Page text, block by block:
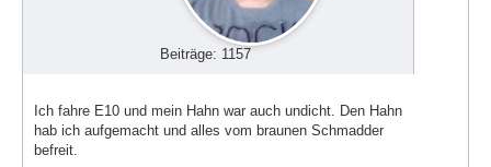
Beiträge: 1157
Ich fahre E10 und mein Hahn war auch undicht. Den Hahn
hab ich aufgemacht und alles vom braunen Schmadder
befreit.